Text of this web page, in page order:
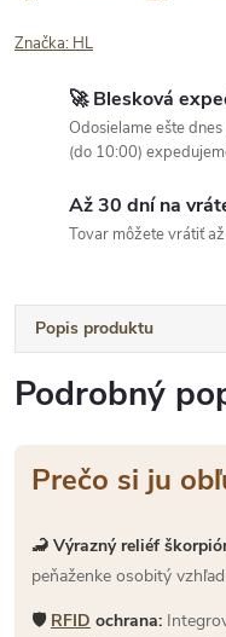
Značka: HL
🚀 Blesková
Odosielame ešte
(do 10:00)
Až 30 dní na
Tovar môžete vrátiť
Popis produktu
Podrobný
Prečo si ju
🦂 Výrazný reliéf
peňaženke osobitý
🛡 RFID ochrana: